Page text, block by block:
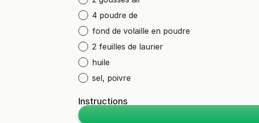
4 poudre de
fond de volaille en poudre
2 feuilles de laurier
huile
sel, poivre
Instructions